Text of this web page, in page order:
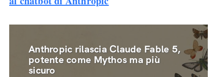
Anthropic rilascia Claude Fable 5,
potente come Mythos ma più
sicuro